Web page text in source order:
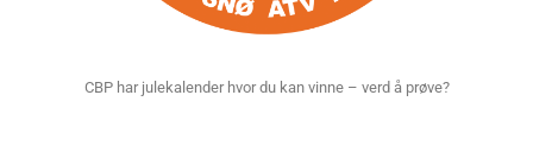
CBP har julekalender hvor du kan vinne – verd å prøve?